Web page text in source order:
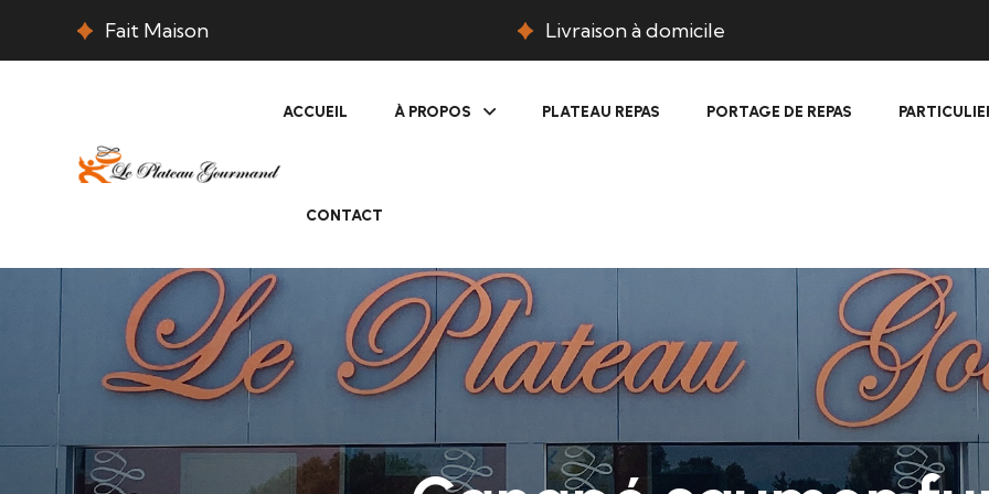
Fait Maison Livraison à domicile
ACCUEIL À PROPOS PLATEAU REPAS PORTAGE DE REPAS
CONTACT